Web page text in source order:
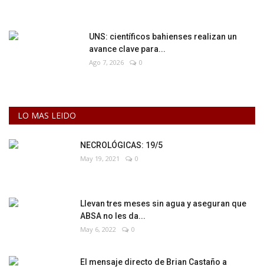
UNS: científicos bahienses realizan un
avance clave para...
Ago 7, 2026 0
LO MAS LEIDO
NECROLÓGICAS: 19/5
May 19, 2021 0
Llevan tres meses sin agua y aseguran que
ABSA no les da...
May 6, 2022 0
El mensaje directo de Brian Castaño a